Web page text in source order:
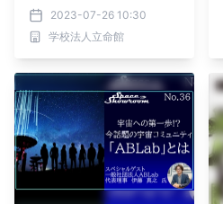
面開発」に投資せよ。宇宙
研究×宇宙ビジネス
2023-07-26 10:30
学校法人立命館